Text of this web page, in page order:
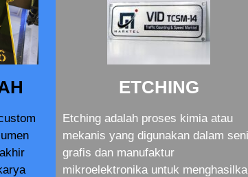
ETCHING
Etching adalah proses kimia atau
mekanis yang digunakan dalam seni
grafis dan manufaktur
mikroelektronika untuk